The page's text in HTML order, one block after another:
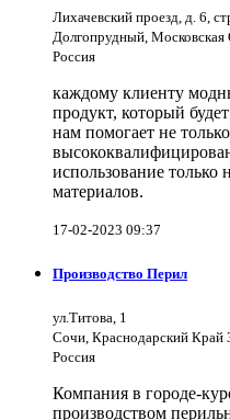
Лихачевский проезд, д. 6,
Долгопрудный, Московская
Россия
каждому клиенту
продукт, который
нам помогает не
использование
материалов.
17-02-2023 09:37
Производство Перил
ул.Титова, 1
Сочи, Краснодарский Край
Россия
Компания в городе-
производством